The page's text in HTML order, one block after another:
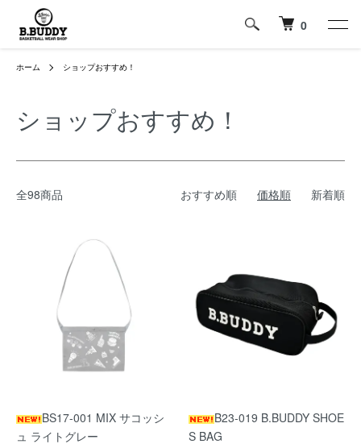
0
ホーム ショップおすすめ！
ショップおすすめ！
全98商品 おすすめ順 価格順 新着順
BS17-001 MIX サコッシ
ュ ライトグレー
B23-019 B.BUDDY SHOE
S BAG